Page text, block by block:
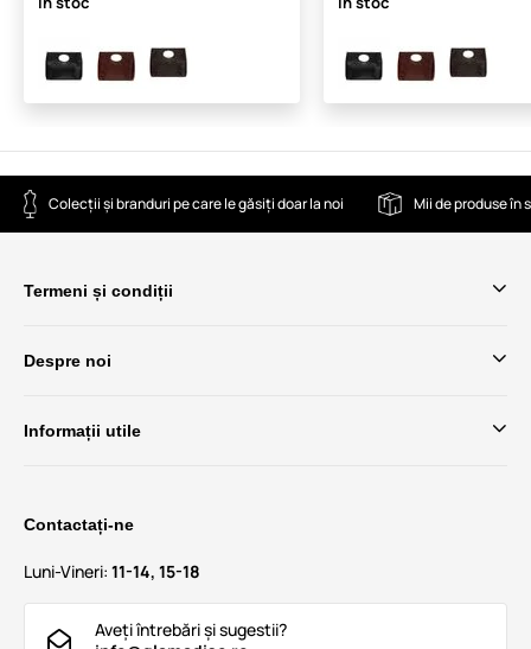
Colecții și branduri pe care le găsiți doar la noi Mii de produse în
Termeni și condiții
Despre noi
Informații utile
Contactați-ne
Luni-Vineri: 11-14, 15-18
Aveți întrebări și sugestii?